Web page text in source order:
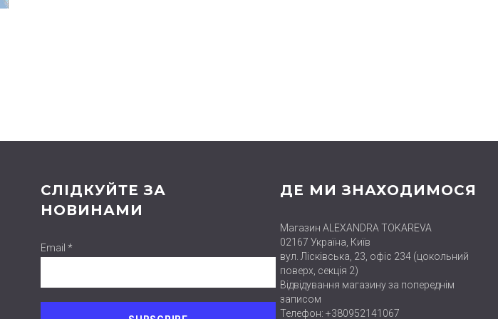
СЛІДКУЙТЕ ЗА
НОВИНАМИ
Email *
ДЕ МИ ЗНАХОДИМОСЯ
Магазин ALEXANDRA TOKAREVA
02167 Україна, Київ
вул. Лісківська, 23, офіс 234 (цокольний
поверх, секція 2)
Відвідування магазину за попереднім
записом
Телефон: +380952141067